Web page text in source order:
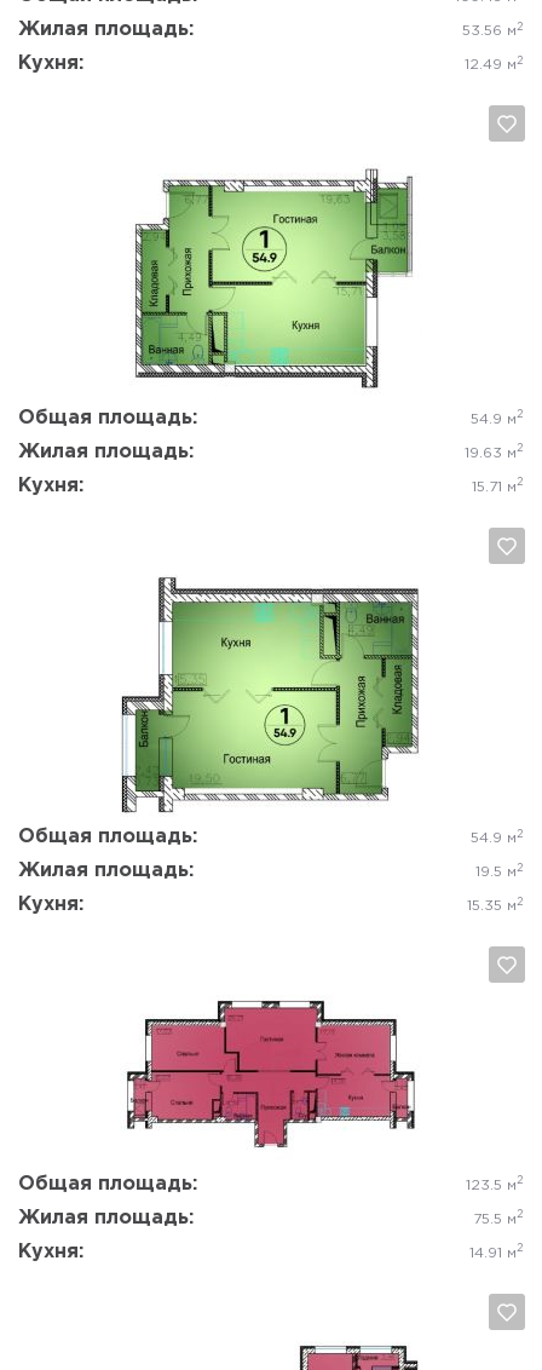
Жилая площадь: 53.56 м 2
Кухня: 12.49 м 2
Общая площадь: 54.9 м 2
Жилая площадь: 19.63 м 2
Кухня: 15.71 м 2
Да, удалить
Общая площадь: 54.9 м 2
Жилая площадь: 19.5 м 2
Кухня: 15.35 м 2
Да, удалить Отмена
Общая площадь: 123.5 м 2
Жилая площадь: 75.5 м 2
Кухня: 14.91 м 2
Да, удалить Отмена